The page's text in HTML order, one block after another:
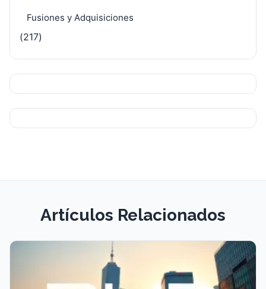
Fusiones y Adquisiciones
(217)
Artículos Relacionados